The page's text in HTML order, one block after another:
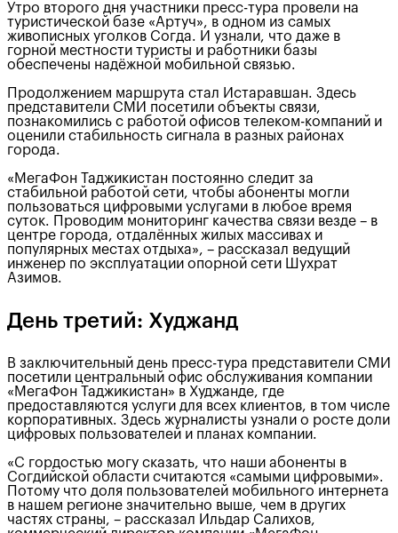
Утро второго дня участники пресс-тура провели на
туристической базе «Артуч», в одном из самых
живописных уголков Согда. И узнали, что даже в
горной местности туристы и работники базы
обеспечены надёжной мобильной связью.
Продолжением маршрута стал Истаравшан. Здесь
представители СМИ посетили объекты связи,
познакомились с работой офисов телеком-компаний и
оценили стабильность сигнала в разных районах
города.
«МегаФон Таджикистан постоянно следит за
стабильной работой сети, чтобы абоненты могли
пользоваться цифровыми услугами в любое время
суток. Проводим мониторинг качества связи везде – в
центре города, отдалённых жилых массивах и
популярных местах отдыха», – рассказал ведущий
инженер по эксплуатации опорной сети Шухрат
Азимов.
День третий: Худжанд
В заключительный день пресс-тура представители СМИ
посетили центральный офис обслуживания компании
«МегаФон Таджикистан» в Худжанде, где
предоставляются услуги для всех клиентов, в том числе
корпоративных. Здесь журналисты узнали о росте доли
цифровых пользователей и планах компании.
«С гордостью могу сказать, что наши абоненты в
Согдийской области считаются «самыми цифровыми».
Потому что доля пользователей мобильного интернета
в нашем регионе значительно выше, чем в других
частях страны, – рассказал Ильдар Салихов,